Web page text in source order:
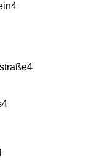
4
4
4